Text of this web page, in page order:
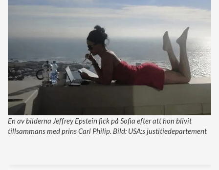
En av bilderna Jeffrey Epstein fick på Sofia efter att hon blivit
tillsammans med prins Carl Philip. Bild: USA:s justitiedepartement